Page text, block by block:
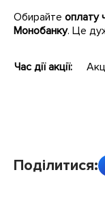
Обирайте оплату
Монобанку. Це
Час дії акції:
Поділитися: